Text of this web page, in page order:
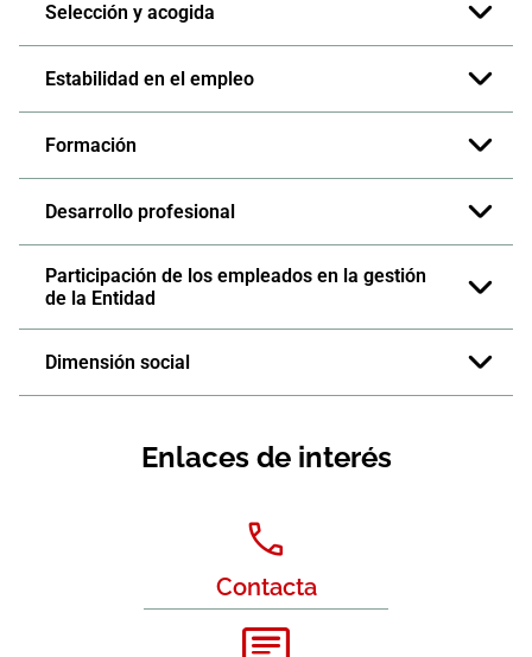
Selección y acogida
Estabilidad en el empleo
Formación
Desarrollo profesional
Participación de los empleados en la gestión
de la Entidad
Dimensión social
Enlaces de interés
Contacta